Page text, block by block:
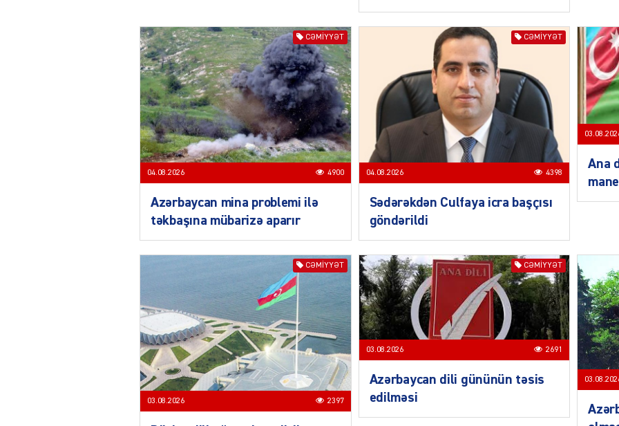
CƏMIYYƏT
04.08.2026 4900
Azərbaycan mina problemi ilə
təkbaşına mübarizə aparır
CƏMIYYƏT
04.08.2026 4398
Sədərəkdən Culfaya icra başçısı
göndərildi
Ana
CƏMIYYƏT
03.08.2026 2397
CƏMIYYƏT
03.08.2026 2691
Azərbaycan dili gününün təsis
edilməsi